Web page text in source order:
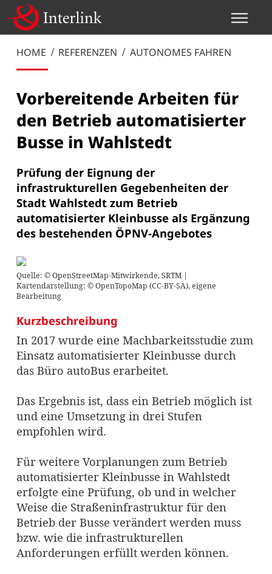
HOME REFERENZEN AUTONOMES FAHREN
Vorbereitende Arbeiten für
den Betrieb automatisierter
Busse in Wahlstedt
Prüfung der Eignung der
infrastrukturellen Gegebenheiten der
Stadt Wahlstedt zum Betrieb
automatisierter Kleinbusse als Ergänzung
des bestehenden ÖPNV-Angebotes
Quelle: © OpenStreetMap-Mitwirkende, SRTM |
Kartendarstellung: © OpenTopoMap (CC-BY-SA), eigene
Bearbeitung
Kurzbeschreibung
In 2017 wurde eine Machbarkeitsstudie zum
Einsatz automatisierter Kleinbusse durch
das Büro autoBus erarbeitet.
Das Ergebnis ist, dass ein Betrieb möglich ist
und eine Umsetzung in drei Stufen
empfohlen wird.
Für weitere Vorplanungen zum Betrieb
automatisierter Kleinbusse in Wahlstedt
erfolgte eine Prüfung, ob und in welcher
Weise die Straßeninfrastruktur für den
Betrieb der Busse verändert werden muss
bzw. wie die infrastrukturellen
Anforderungen erfüllt werden können.